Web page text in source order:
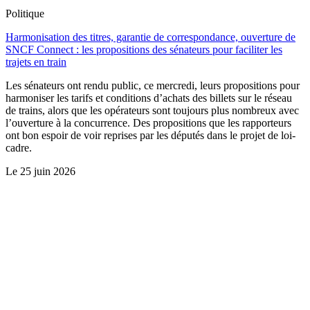
Politique
Harmonisation des titres, garantie de correspondance, ouverture de
SNCF Connect : les propositions des sénateurs pour faciliter les
trajets en train
Les sénateurs ont rendu public, ce mercredi, leurs propositions pour
harmoniser les tarifs et conditions d’achats des billets sur le réseau
de trains, alors que les opérateurs sont toujours plus nombreux avec
l’ouverture à la concurrence. Des propositions que les rapporteurs
ont bon espoir de voir reprises par les députés dans le projet de loi-
cadre.
Le 25 juin 2026